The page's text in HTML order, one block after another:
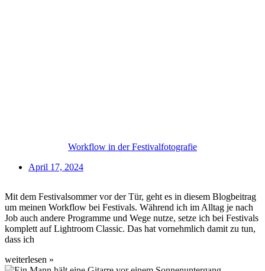
Workflow in der Festivalfotografie
April 17, 2024
Mit dem Festivalsommer vor der Tür, geht es in diesem Blogbeitrag
um meinen Workflow bei Festivals. Während ich im Alltag je nach
Job auch andere Programme und Wege nutze, setze ich bei Festivals
komplett auf Lightroom Classic. Das hat vornehmlich damit zu tun,
dass ich
weiterlesen »